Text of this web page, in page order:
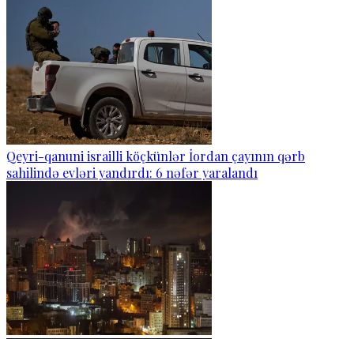
Qeyri-qanuni israilli köçkünlər İordan çayının qərb
sahilində evləri yandırdı: 6 nəfər yaralandı